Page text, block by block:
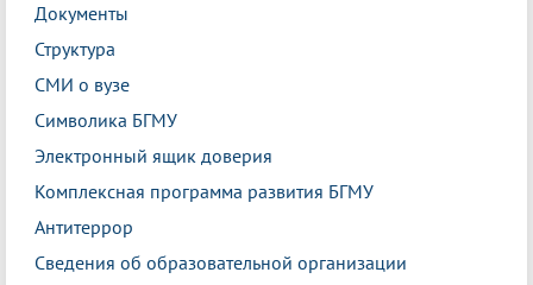
Документы
Структура
СМИ о вузе
Символика БГМУ
Электронный ящик доверия
Комплексная программа развития БГМУ
Антитеррор
Сведения об образовательной организации